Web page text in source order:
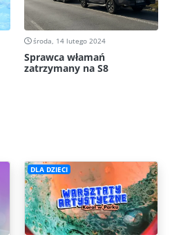
środa, 14 lutego 2024
Sprawca włamań
zatrzymany na S8
DLA DZIECI